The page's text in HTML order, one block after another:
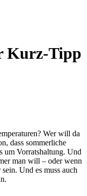
Kurz-Tipp
Wer will da
dass sommerliche
um Vorratshaltung. Und
man will – oder wenn
Und es muss auch